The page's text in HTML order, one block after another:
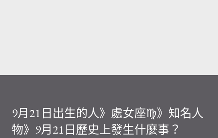
9月21日出生的人》處女座♍️》知名人
物》9月21日歷史上發生什麼事？